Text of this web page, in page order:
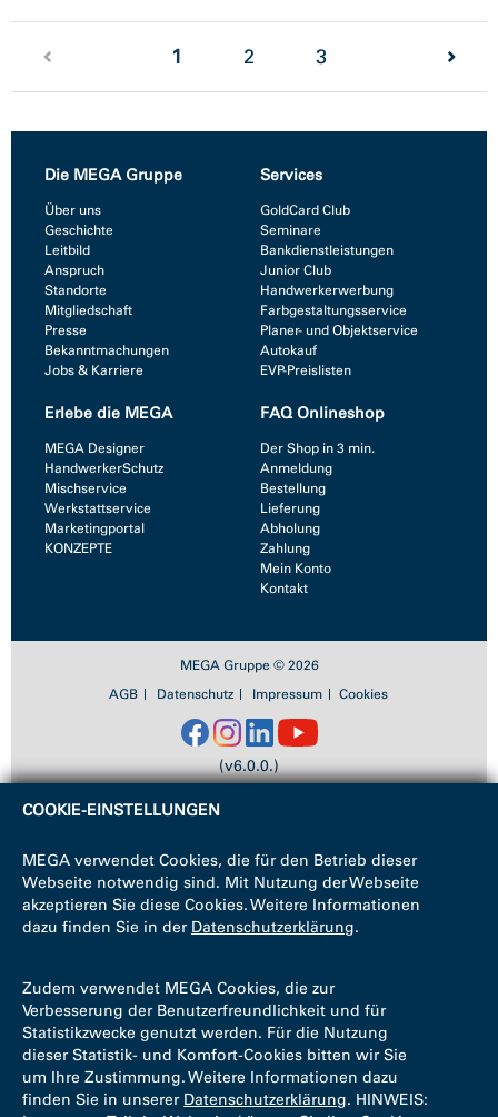
1 (current)
2 3
Die MEGA Gruppe
Über uns
Geschichte
Leitbild
Anspruch
Standorte
Mitgliedschaft
Presse
Bekanntmachungen
Jobs & Karriere
Services
GoldCard Club
Seminare
Bankdienstleistungen
Junior Club
Handwerkerwerbung
Farbgestaltungsservice
Planer- und Objektservice
Autokauf
EVP-Preislisten
Erlebe die MEGA
MEGA Designer
HandwerkerSchutz
Mischservice
Werkstattservice
Marketingportal
KONZEPTE
FAQ Onlineshop
Der Shop in 3 min.
Anmeldung
Bestellung
Lieferung
Abholung
Zahlung
Mein Konto
Kontakt
MEGA Gruppe © 2026
AGB
Datenschutz Impressum Cookies
(v6.0.0.)
COOKIE-EINSTELLUNGEN
MEGA verwendet Cookies, die für den Betrieb dieser
Webseite notwendig sind. Mit Nutzung der Webseite
akzeptieren Sie diese Cookies. Weitere Informationen
dazu finden Sie in der Datenschutzerklärung.
Zudem verwendet MEGA Cookies, die zur
Verbesserung der Benutzerfreundlichkeit und für
Statistikzwecke genutzt werden. Für die Nutzung
dieser Statistik- und Komfort-Cookies bitten wir Sie
um Ihre Zustimmung. Weitere Informationen dazu
finden Sie in unserer Datenschutzerklärung. HINWEIS: